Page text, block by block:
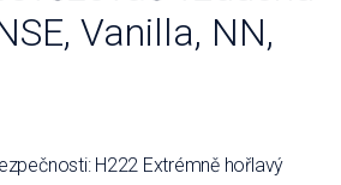
Vanilla, NN,
H222 Extrémně hořlavý